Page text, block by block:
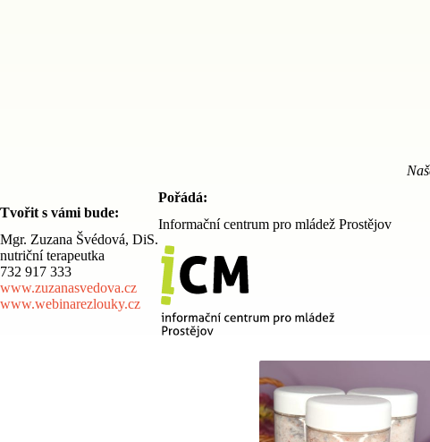
Tvořit s vámi bude:
Mgr. Zuzana Švédová, DiS.
nutriční terapeutka
732 917 333
www.zuzanasvedova.cz
www.webinarezlouky.cz
Pořádá:
Informační centrum pro mládež Prostějov